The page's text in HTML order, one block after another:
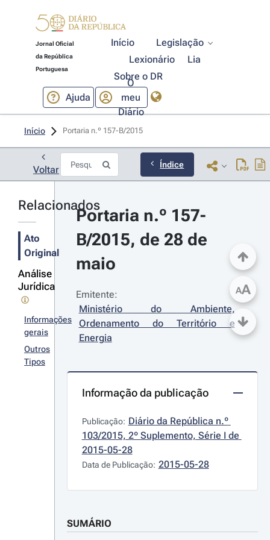
Jornal Oficial
da República
Portuguesa
Início
Legislação
Lexionário
Lia
Sobre o DR
Ajuda
O
meu
Diário
Início Portaria n.º 157-B/2015
Voltar Índice
Relacionados
Ato
Original
Análise
Jurídica
Informações
gerais
Outros
Tipos
Portaria n.º 157-
B/2015, de 28 de
maio
Emitente:
Ministério do Ambiente,
Ordenamento do Território e
Energia
Informação da publicação
Publicação: Diário da República n.º
103/2015, 2º Suplemento, Série I de
2015-05-28
Data de Publicação: 2015-05-28
SUMÁRIO
AA